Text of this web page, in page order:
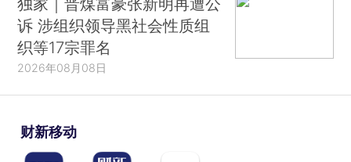
诉 涉组织领导黑社会性质组
织等17宗罪名
2026年08月08日
财新移动